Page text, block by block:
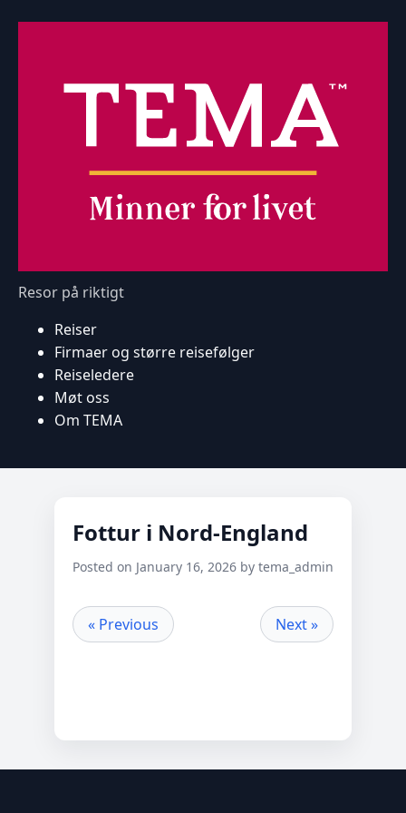
Resor på riktigt
Reiser
Firmaer og større reisefølger
Reiseledere
Møt oss
Om TEMA
Fottur i Nord-England
Posted on January 16, 2026 by tema_admin
« Previous Next »